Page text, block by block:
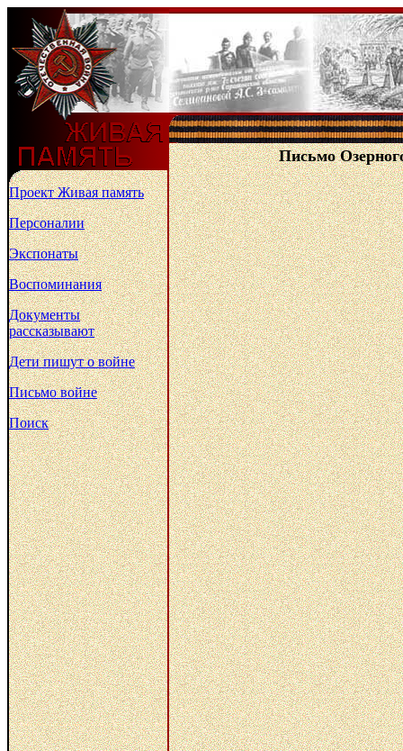
Письмо
Проект Живая память
Персоналии
Экспонаты
Воспоминания
Документы
рассказывают
Дети пишут о войне
Письмо войне
Поиск